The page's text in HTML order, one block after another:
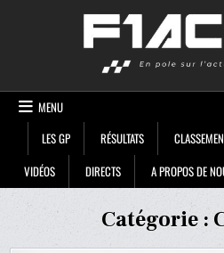
MENU
LES GP
RÉSULTATS
VIDÉOS
DIRECTS A PROPOS DE
Catégorie :